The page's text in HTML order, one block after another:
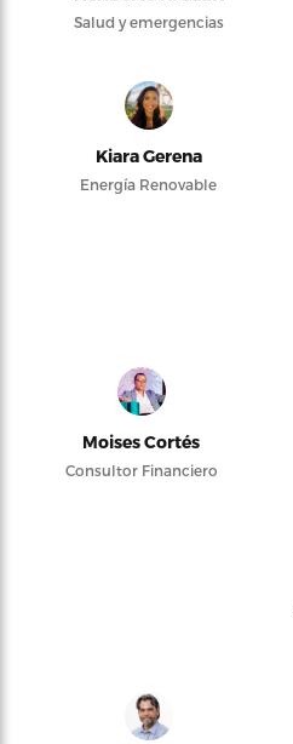
Salud y emergencias
Kiara Gerena
Energía Renovable
Moises Cortés
Consultor Financiero